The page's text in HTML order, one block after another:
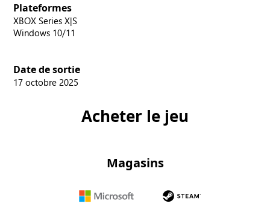
Plateformes
XBOX Series X|S
Windows 10/11
Date de sortie
17 octobre 2025
Acheter le jeu
Magasins